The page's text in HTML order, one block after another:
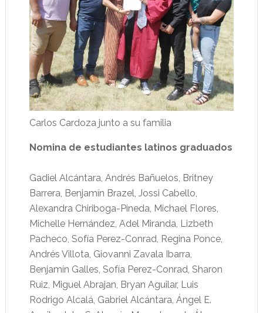
Carlos Cardoza junto a su familia
Nomina de estudiantes latinos graduados
Gadiel Alcántara, Andrés Bañuelos, Britney
Barrera, Benjamín Brazel, Jossi Cabello,
Alexandra Chiriboga-Pineda, Michael Flores,
Michelle Hernández, Adel Miranda, Lizbeth
Pacheco, Sofía Perez-Conrad, Regina Ponce,
Andrés Villota, Giovanni Zavala Ibarra,
Benjamín Galles, Sofía Perez-Conrad, Sharon
Ruiz, Miguel Abrajan, Bryan Aguilar, Luis
Rodrigo Alcalá, Gabriel Alcántara, Ángel E.